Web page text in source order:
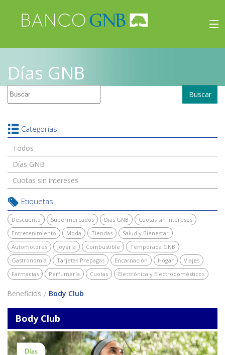
Inicio
Viajes
Días GNB
Buscar
Categorías
Todos
Días GNB
Cuotas sin intereses
Etiquetas
Descuento Supermercados Días GNB
Cuotas sin Intereses
Entretenimiento
Moda Tiendas
Salud y Bienestar
Automotores
Joyería Combustible
Temporada GNB
Gastronomía
Tarjetas Prepagas Encarnación Hogar
Viajes
Farmacias
Perfumería Cuotas Electrónica y Electrodomésticos
Beneficios Body Club
Body Club